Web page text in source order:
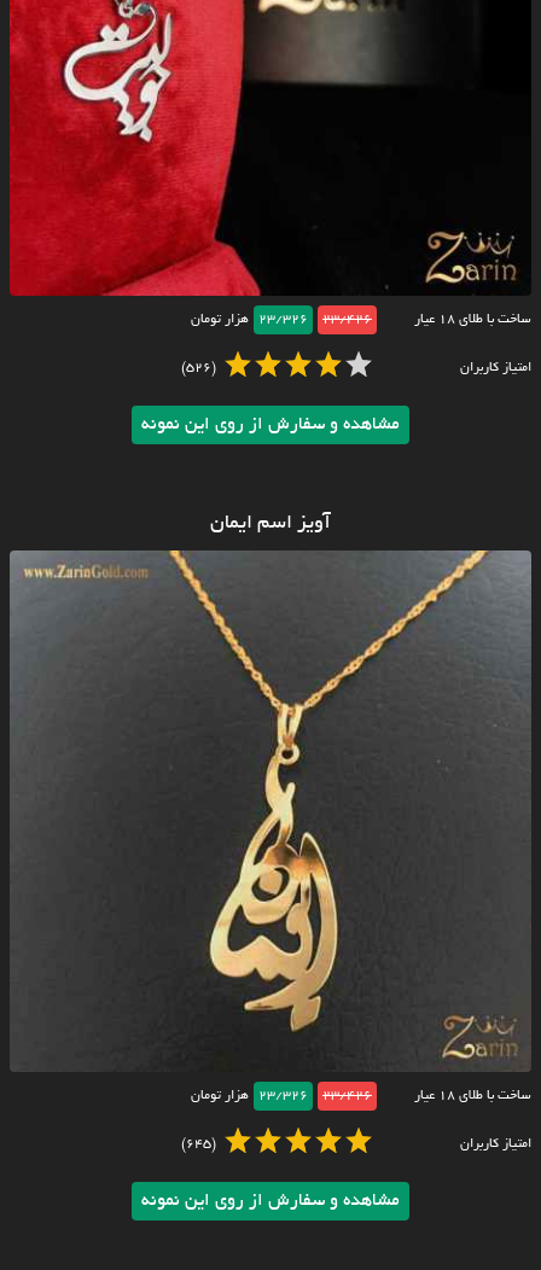
ساخت با طلای ۱۸ عیار 23/426
23/326 هزار تومان
امتیاز کاربران (526)
مشاهده و سفارش از روی این نمونه
آویز اسم ایمان
ساخت با طلای ۱۸ عیار 23/426
23/326 هزار تومان
امتیاز کاربران (645)
مشاهده و سفارش از روی این نمونه